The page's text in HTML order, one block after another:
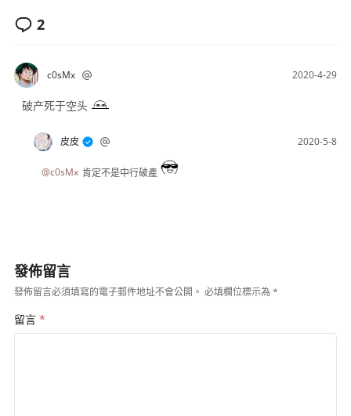
2
c0sMx 2020-4-29
破产死于空头
皮皮 2020-5-8
@c0sMx 肯定不是中行破產
發佈留言
發佈留言必須填寫的電子郵件地址不會公開。 必填欄位標示為*
留言 *